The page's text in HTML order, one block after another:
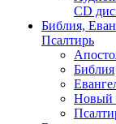
CD
Библия,
Псалтирь
Библия
Новый